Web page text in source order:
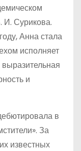
И. Сурикова.
Анна стала
исполняет
и
в
За
известных